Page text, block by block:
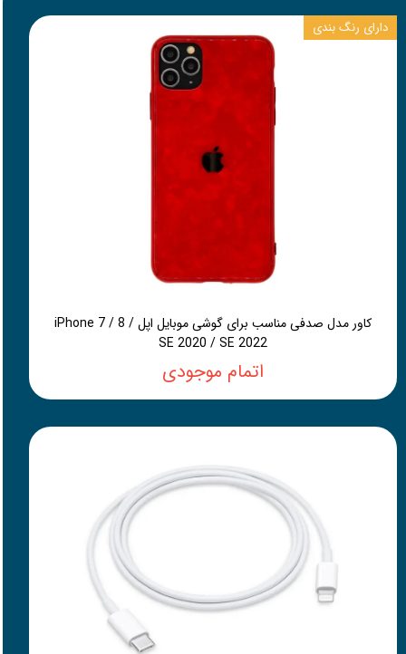
کاور مدل صدفی مناسب برای گوشی موبایل اپل iPhone 7 / 8 /
SE 2020 / SE 2022
اتمام موجودی
دارای رنگ بندی